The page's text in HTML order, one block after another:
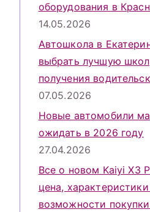
оборудования в
14.05.2026
Автошкола в
выбрать лучшую
получения
07.05.2026
Новые автомобили
ожидать в 2026 году
27.04.2026
Все о новом Kaiyi X3
цена,
возможности